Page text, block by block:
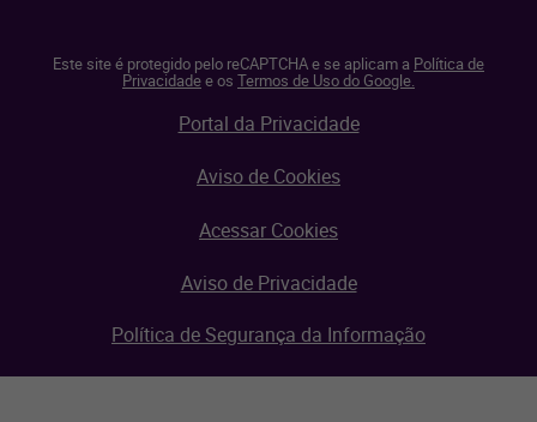
Este site é protegido pelo reCAPTCHA e se aplicam a Política de
Privacidadee os Termos de Uso do Google.
Portal da Privacidade
Aviso de Cookies
Acessar Cookies
Aviso de Privacidade
Política de Segurança da Informação